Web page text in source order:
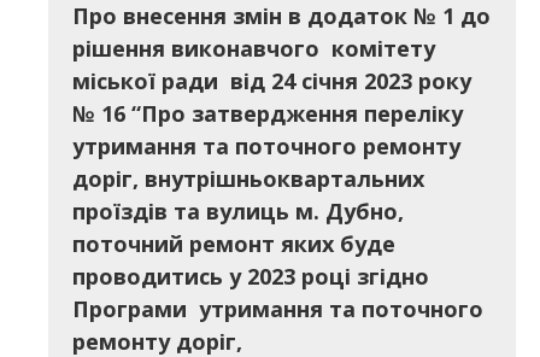
Про внесення змін в додаток № 1 до
рішення виконавчого комітету
міської ради від 24 січня 2023 року
№ 16 “Про затвердження переліку
утримання та поточного ремонту
доріг, внутрішньоквартальних
проїздів та вулиць м. Дубно,
поточний ремонт яких буде
проводитись у 2023 році згідно
Програми утримання та поточного
ремонту доріг,